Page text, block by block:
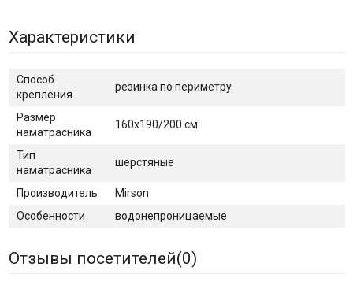
Характеристики
Способ
крепления
резинка по периметру
Размер
наматрасника
160х190/200 см
Тип
наматрасника
шерстяные
Производитель
Mirson
Особенности
водонепроницаемые
Отзывы посетителей(0)